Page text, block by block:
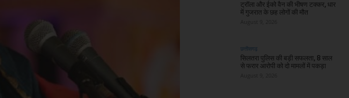
ट्रॉला और ईको वैन की भीषण टक्कर, धार
में गुजरात के छह लोगों की मौत
छत्तीसगढ़
सिलतरा पुलिस की बड़ी सफलता, 8 साल
से फरार आरोपी को दो मामलों में पकड़ा